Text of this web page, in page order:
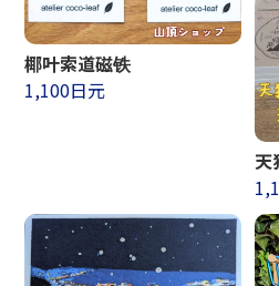
椰叶索道磁铁
1,100日元
天